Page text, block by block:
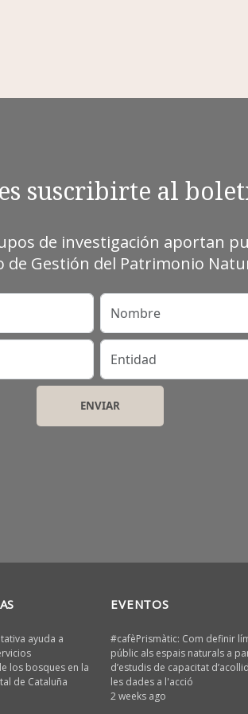
suscribirte al
de investigación aportan
Gestión del Patrimonio
Nombre
Entidad
ayuda a
los bosques en la
de Cataluña
EVENTOS
#cafèPrismàtic: Com definir
públic als espais naturals a
d’estudis de capacitat
les dades a l'acció
2 weeks ago